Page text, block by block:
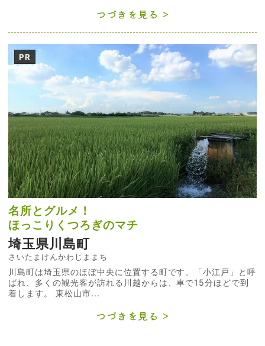
つづきを見る
PR
名所とグルメ！
ほっこりくつろぎのマチ
埼玉県川島町
さいたまけんかわじままち
川島町は埼玉県のほぼ中央に位置する町です。「小江戸」と呼
ばれ、多くの観光客が訪れる川越からは、車で15分ほどで到
着します。 東松山市...
つづきを見る